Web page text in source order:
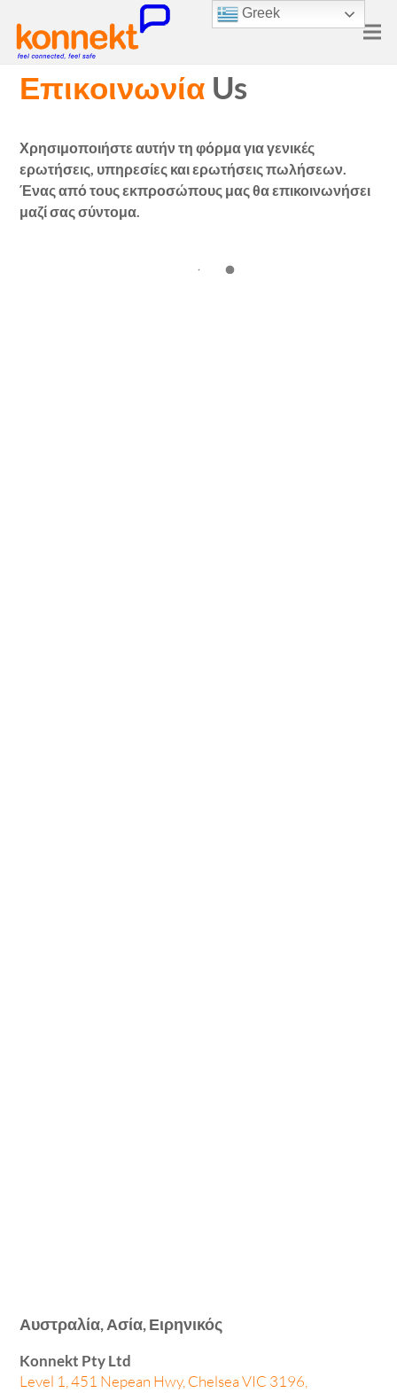
Επικοινωνία Us
Χρησιμοποιήστε αυτήν τη φόρμα για γενικές
ερωτήσεις, υπηρεσίες και ερωτήσεις πωλήσεων.
Ένας από τους εκπροσώπους μας θα επικοινωνήσει
μαζί σας σύντομα.
Αυστραλία, Ασία, Ειρηνικός
Konnekt Pty Ltd
Level 1, 451 Nepean Hwy, Chelsea VIC 3196,
Greek